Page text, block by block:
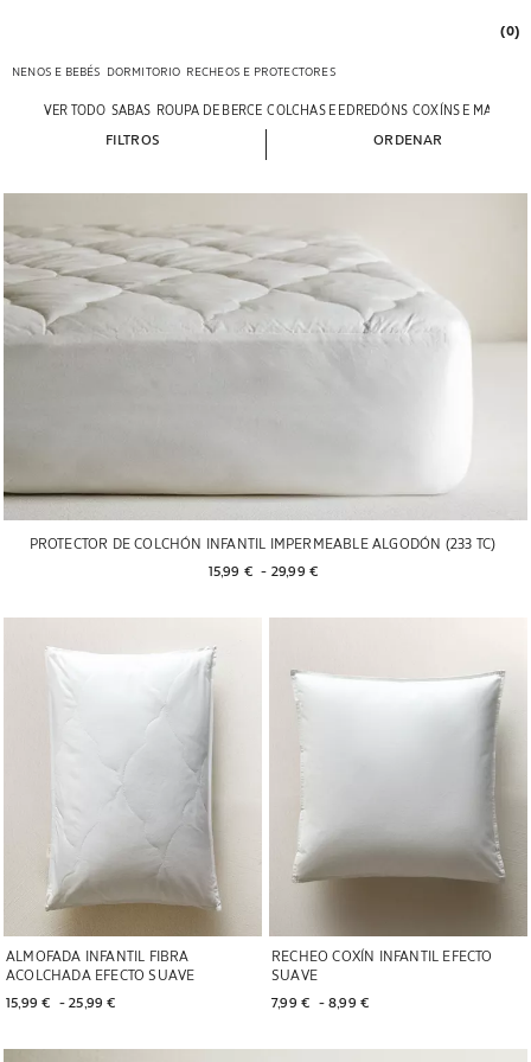
(0)
NENOS E BEBÉS DORMITORIO RECHEOS E PROTECTORES
VER TODO SABAS ROUPA DE BERCE COLCHAS E EDREDÓNS COXÍNS E MANTAS
FILTROS ORDENAR
PROTECTOR DE COLCHÓN INFANTIL IMPERMEABLE ALGODÓN (233 TC)
15,99 € - 29,99 €
ALMOFADA INFANTIL FIBRA
ACOLCHADA EFECTO SUAVE
15,99 € - 25,99 €
Imaxe cambiada a 1 de 5
RECHEO COXÍN INFANTIL EFECTO
SUAVE
7,99 € - 8,99 €
Imaxe cambiada a 1 de 6